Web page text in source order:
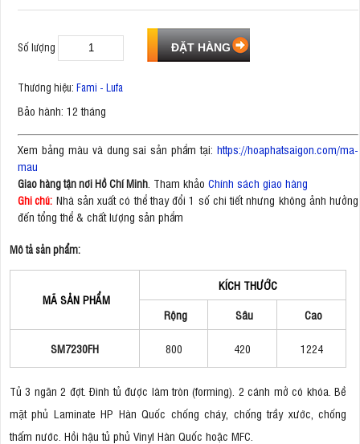
Số lượng
Thương hiệu: Fami - Lufa
Bảo hành: 12 tháng
Xem bảng màu và dung sai sản phẩm tại: https://hoaphatsaigon.com/ma-
mau
Giao hàng tận nơi Hồ Chí Minh . Tham khảo Chính sách giao hàng
Ghi chú: Nhà sản xuất có thể thay đổi 1 số chi tiết nhưng không ảnh hưởng
đến tổng thể & chất lượng sản phẩm
Mô tả sản phẩm:
MÃ SẢN PHẨM
KÍCH THƯỚC
Rộng
Sâu Cao
SM7230FH 800 420 1224
Tủ 3 ngăn 2 đợt. Đình tủ được làm tròn (forming). 2 cánh mở có khóa. Bề
mặt phủ Laminate HP Hàn Quốc chống cháy, chống trầy xước, chống
thấm nước. Hồi hậu tủ phủ Vinyl Hàn Quốc hoặc MFC.